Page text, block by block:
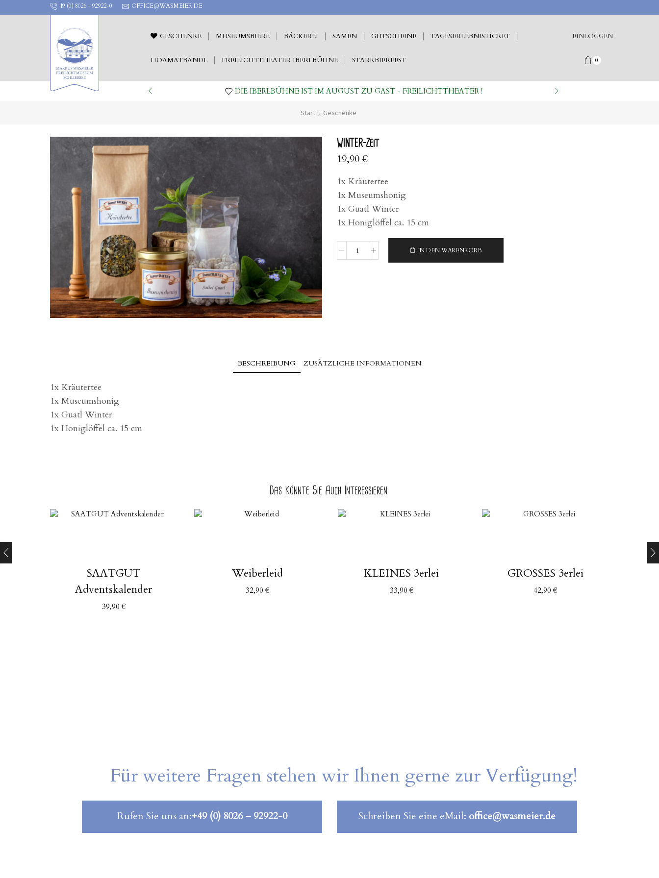
49 (0) 8026 - 92922-0 OFFICE@WASMEIER.DE
GESCHENKE MUSEUMSBIERE BÄCKEREI SAMEN GUTSCHEINE TAGESERLEBNISTICKET
HOAMATBANDL FREILICHTTHEATER IBERLBÜHNE STARKBIERFEST
EINLOGGEN
0
! DIE IBERLBÜHNE IST IM AUGUST ZU GAST - FREILICHTTHEATER !
Start Geschenke
WINTER-Zeit
19,90€
1x Kräutertee
1x Museumshonig
1x Guatl Winter
1x Honiglöffel ca. 15 cm
WINTER-
IN DEN WARENKORB
BESCHREIBUNG ZUSÄTZLICHE INFORMATIONEN
1x Kräutertee
1x Museumshonig
1x Guatl Winter
1x Honiglöffel ca. 15 cm
Das Könnte Sie Auch Interessieren:
SAATGUT
Adventskalender
39,90€
Weiberleid
32,90€
KLEINES 3erlei
33,90€
GROSSES 3erlei
42,90€
Für weitere Fragen stehen wir Ihnen gerne zur Verfügung!
Rufen Sie uns an:+49 (0) 8026 – 92922-0 Schreiben Sie eine eMail: office@wasmeier.de